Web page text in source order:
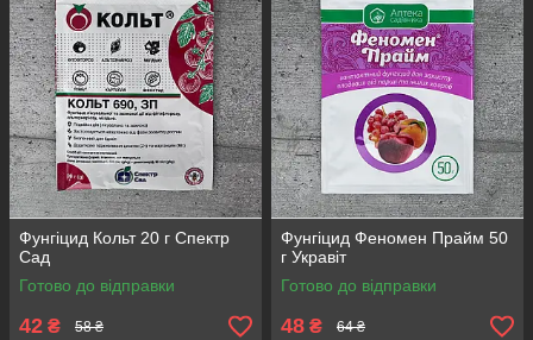
Фунгіцид Кольт 20 г Спектр
Сад
Готово до відправки
42 ₴ 58 ₴
Фунгіцид Феномен Прайм 50
г Укравіт
Готово до відправки
48 ₴ 64 ₴